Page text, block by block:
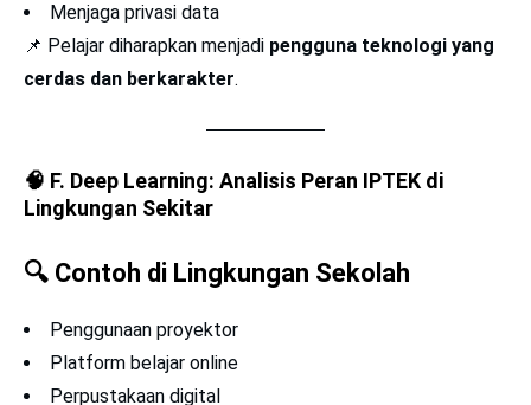
Menjaga privasi data
📌 Pelajar diharapkan menjadi pengguna teknologi yang
cerdas dan berkarakter.
🧠 F. Deep Learning: Analisis Peran IPTEK di
Lingkungan Sekitar
🔍 Contoh di Lingkungan Sekolah
Penggunaan proyektor
Platform belajar online
Perpustakaan digital